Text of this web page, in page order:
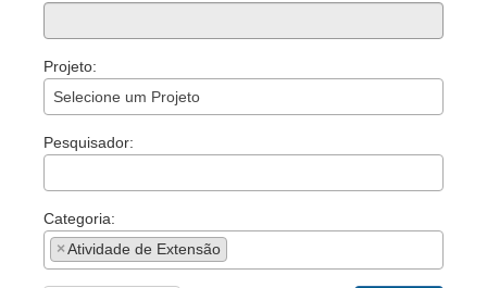
Projeto:
Selecione um Projeto
Pesquisador:
Categoria:
×Atividade de Extensão